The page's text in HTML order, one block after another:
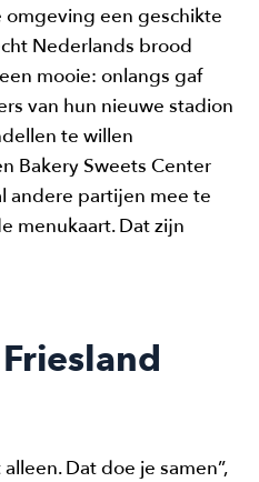
een geschikte
Nederlands brood
mooie: onlangs gaf
van hun nieuwe stadion
te willen
Bakery Sweets Center
andere partijen mee te
menukaart. Dat zijn
Dat doe je samen”,